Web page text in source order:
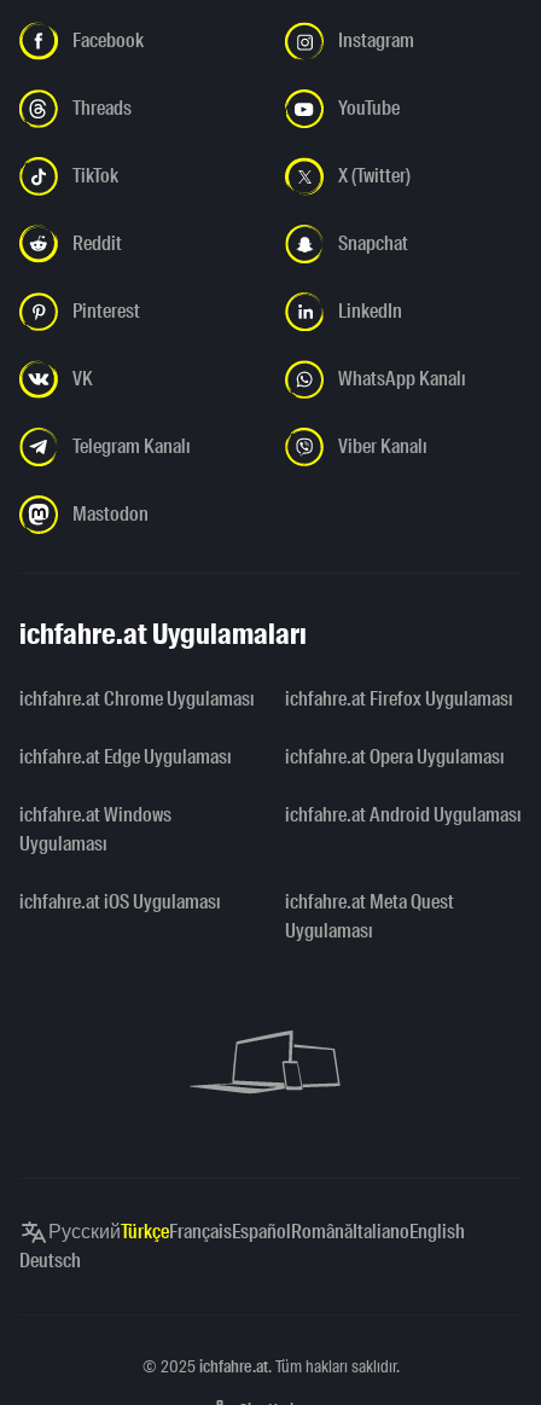
Facebook Instagram
Threads YouTube
TikTok X (Twitter)
Reddit Snapchat
Pinterest LinkedIn
VK WhatsApp Kanalı
Telegram Kanalı Viber Kanalı
Mastodon
ichfahre.at Uygulamaları
ichfahre.at Chrome Uygulaması ichfahre.at Firefox Uygulaması
ichfahre.at Edge Uygulaması ichfahre.at Opera Uygulaması
ichfahre.at Windows
Uygulaması
ichfahre.at Android Uygulaması
ichfahre.at iOS Uygulaması
ichfahre.at Meta Quest
Uygulaması
РусскийTürkçeFrançaisEspañolRomânăItalianoEnglish
Deutsch
Copyright
© 2025ichfahre.at. Tüm hakları saklıdır.